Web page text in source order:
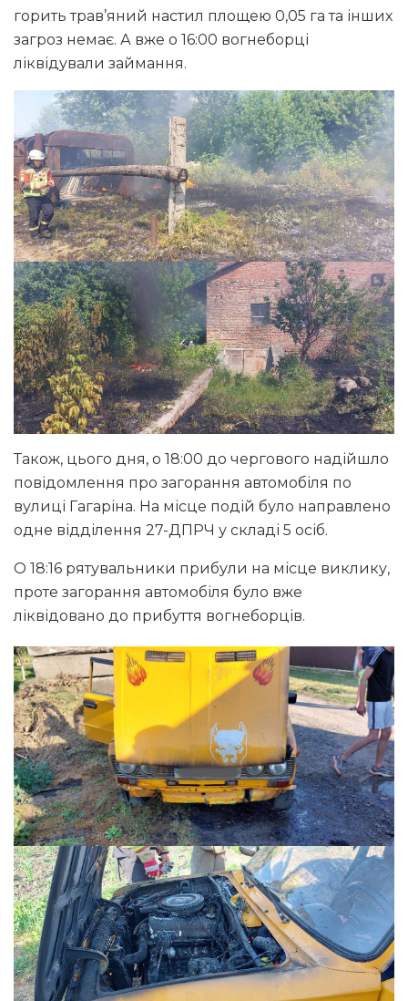
горить трав’яний настил площею 0,05 га та інших
загроз немає. А вже о 16:00 вогнеборці
ліквідували займання.
Також, цього дня, о 18:00 до чергового надійшло
повідомлення про загорання автомобіля по
вулиці Гагаріна. На місце подій було направлено
одне відділення 27-ДПРЧ у складі 5 осіб.
О 18:16 рятувальники прибули на місце виклику,
проте загорання автомобіля було вже
ліквідовано до прибуття вогнеборців.